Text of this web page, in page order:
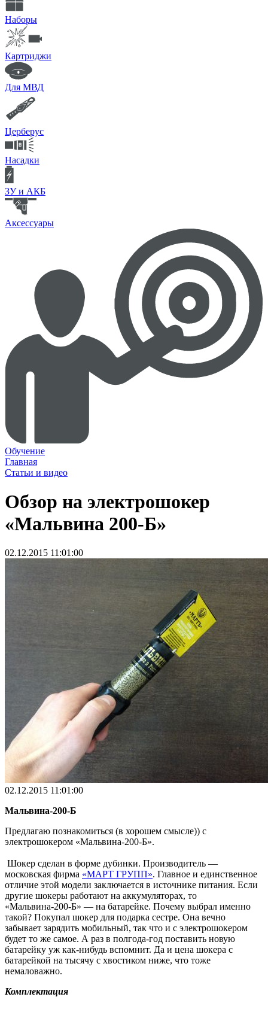
Наборы
Картриджи
Для МВД
Церберус
Насадки
ЗУ и АКБ
Аксессуары
Обучение
Главная
Статьи и видео
Обзор на электрошокер
«Мальвина 200-Б»
02.12.2015 11:01:00
02.12.2015 11:01:00
Мальвина-200-Б
Предлагаю познакомиться (в хорошем смысле)) с
электрошокером «Мальвина-200-Б».
Шокер сделан в форме дубинки. Производитель —
московская фирма «МАРТ ГРУПП». Главное и единственное
отличие этой модели заключается в источнике питания. Если
другие шокеры работают на аккумуляторах, то
«Мальвина-200-Б» — на батарейке. Почему выбрал именно
такой? Покупал шокер для подарка сестре. Она вечно
забывает зарядить мобильный, так что и с электрошокером
будет то же самое. А раз в полгода-год поставить новую
батарейку уж как-нибудь вспомнит. Да и цена шокера с
батарейкой на тысячу с хвостиком ниже, что тоже
немаловажно.
Комплектация